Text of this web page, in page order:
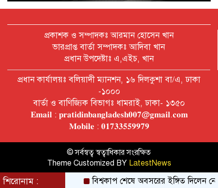
বিদেশ সফরে দেশের মানুষের স্বার্থ নিয়ে
কথা বলেছি : প্রধানমন্ত্রী
চীন বাংলাদেশের গুরুত্বপূর্ণ সহযোগি:
শি জিনপিং
দুপুরের মধ্যে ঢাকাসহ ৯ জেলায় ৬০
সেরা উপহার
প্রকাশক ও সম্পাদকঃ আরমান হোসেন খান
ভারপ্রাপ্ত বার্তা সম্পাদকঃ আদিবা খান
প্রধান উপদেষ্টাঃ এ,এইচ, খান
প্রধান কার্যালয়ঃ বলিয়াদী ম্যানশন, ১৬ দিলকুশা বা/এ, ঢাকা
-১০০০
বার্তা ও বাণিজ্যিক বিভাগঃ ধামরাই, ঢাকা- ১৩৫০
𝐄𝐦𝐚𝐢𝐥 : 𝐩𝐫𝐚𝐭𝐢𝐝𝐢𝐧𝐛𝐚𝐧𝐠𝐥𝐚𝐝𝐞𝐬𝐡𝟎𝟎𝟕@𝐠𝐦𝐚𝐢𝐥.𝐜𝐨𝐦
𝐌𝐨𝐛𝐢𝐥𝐞 : 𝟎𝟏𝟕𝟑𝟑𝟓𝟓𝟗𝟗𝟕𝟗
শিরোনাম : বিশ্বকাপ শেষে অবসরের ইঙ্গিত দিলেন নেইমার
© সর্বস্বত্ব স্বত্বাধিকার সংরক্ষিত
Theme Customized BY LatestNews